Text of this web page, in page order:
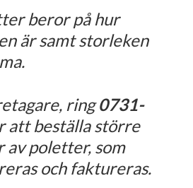
beror på hur
är samt storleken
ring0731-
att beställa större
poletter, som
och faktureras.